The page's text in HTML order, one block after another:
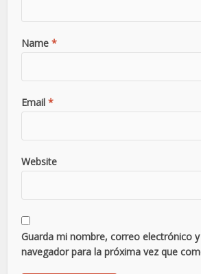
Name *
Email *
Website
Guarda mi nombre, correo electrónico
navegador para la próxima vez que